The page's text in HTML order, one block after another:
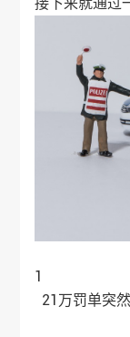
1
21万罚单突